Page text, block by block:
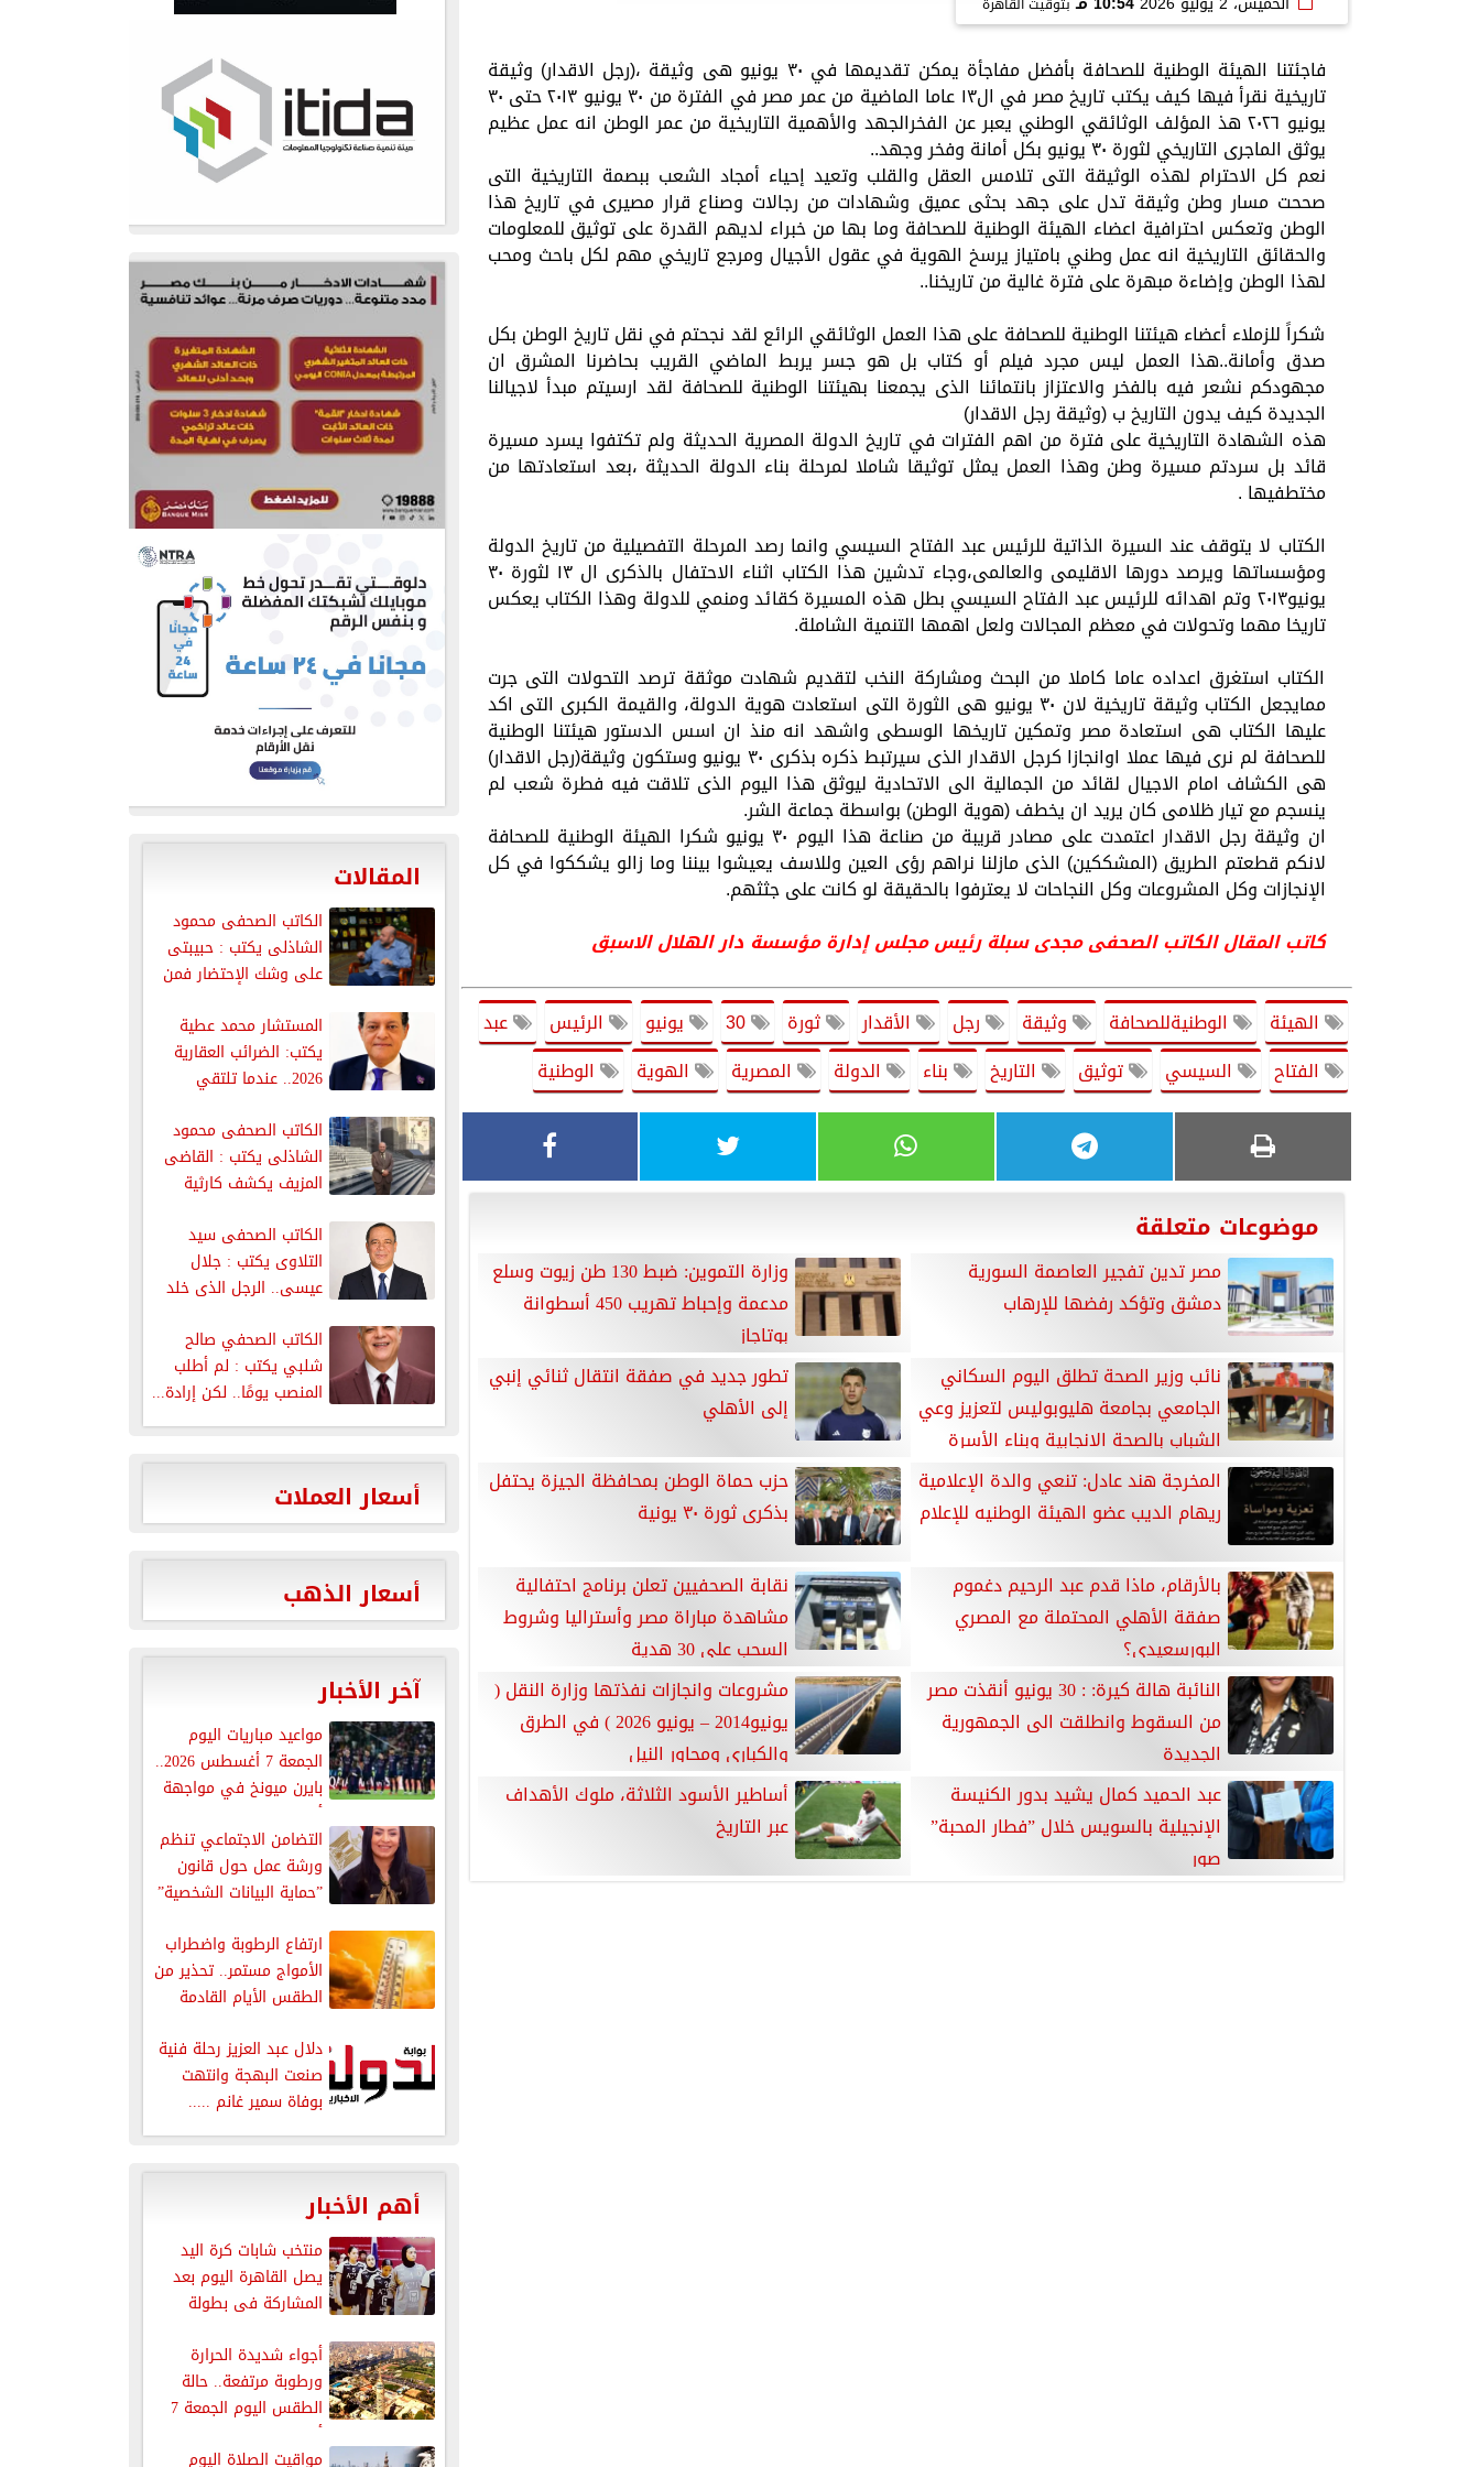
فاجئتنا الهيئة الوطنية للصحافة بأفضل مفاجأة يمكن تقديمها في ٣٠ يونيو هى وثيقة ،(رجل الاقدار) وثيقة
تاريخية نقرأ فيها كيف يكتب تاريخ مصر في ال١٣ عاما الماضية من عمر مصر في الفترة من ٣٠ يونيو ٢٠١٣ حتى ٣٠
يونيو ٢٠٢٦ هذ المؤلف الوثائقي الوطني يعبر عن الفخرالجهد والأهمية التاريخية من عمر الوطن انه عمل عظيم
يوثق الماجرى التاريخي لثورة ٣٠ يونيو بكل أمانة وفخر وجهد..
نعم كل الاحترام لهذه الوثيقة التى تلامس العقل والقلب وتعيد إحياء أمجاد الشعب ببصمة التاريخية التى
صححت مسار وطن وثيقة تدل على جهد بحثى عميق وشهادات من رجالات وصناع قرار مصيرى في تاريخ هذا
الوطن وتعكس احترافية اعضاء الهيئة الوطنية للصحافة وما بها من خبراء لديهم القدرة على توثيق للمعلومات
والحقائق التاريخية انه عمل وطني بامتياز يرسخ الهوية في عقول الأجيال ومرجع تاريخي مهم لكل باحث ومحب
لهذا الوطن وإضاءة مبهرة على فترة غالية من تاريخنا..
شكراً للزملاء أعضاء هيئتنا الوطنية للصحافة على هذا العمل الوثائقي الرائع لقد نجحتم في نقل تاريخ الوطن بكل
صدق وأمانة..هذا العمل ليس مجرد فيلم أو كتاب بل هو جسر يربط الماضي القريب بحاضرنا المشرق ان
مجهودكم نشعر فيه بالفخر والاعتزاز بانتمائنا الذى يجمعنا بهيئتنا الوطنية للصحافة لقد ارسيتم مبدأ لاجيالنا
الجديدة كيف يدون التاريخ ب (وثيقة رجل الاقدار)
هذه الشهادة التاريخية على فترة من اهم الفترات في تاريخ الدولة المصرية الحديثة ولم تكتفوا يسرد مسيرة
قائد بل سردتم مسيرة وطن وهذا العمل يمثل توثيقا شاملا لمرحلة بناء الدولة الحديثة ،بعد استعادتها من
مختطفيها .
الكتاب لا يتوقف عند السيرة الذاتية للرئيس عبد الفتاح السيسي وانما رصد المرحلة التفصيلية من تاريخ الدولة
ومؤسساتها ويرصد دورها الاقليمى والعالمى،وجاء تدشين هذا الكتاب اثناء الاحتفال بالذكرى ال ١٣ لثورة ٣٠
يونيو٢٠١٣ وتم اهدائه للرئيس عبد الفتاح السيسي بطل هذه المسيرة كقائد ومنمي للدولة وهذا الكتاب يعكس
تاريخا مهما وتحولات في معظم المجالات ولعل اهمها التنمية الشاملة.
الكتاب استغرق اعداده عاما كاملا من البحث ومشاركة النخب لتقديم شهادت موثقة ترصد التحولات التى جرت
ممايجعل الكتاب وثيقة تاريخية لان ٣٠ يونيو هى الثورة التى استعادت هوية الدولة، والقيمة الكبرى التى اكد
عليها الكتاب هى استعادة مصر وتمكين تاريخها الوسطى واشهد انه منذ ان اسس الدستور هيئتنا الوطنية
للصحافة لم نرى فيها عملا اوانجازا كرجل الاقدار الذى سيرتبط ذكره بذكرى ٣٠ يونيو وستكون وثيقة(رجل الاقدار)
هى الكشاف امام الاجيال لقائد من الجمالية الى الاتحادية ليوثق هذا اليوم الذى تلاقت فيه فطرة شعب لم
ينسجم مع تيار ظلامى كان يريد ان يخطف (هوية الوطن) بواسطة جماعة الشر.
ان وثيقة رجل الاقدار اعتمدت على مصادر قريبة من صناعة هذا اليوم ٣٠ يونيو شكرا الهيئة الوطنية للصحافة
لانكم قطعتم الطريق (المشككين) الذى مازلنا نراهم رؤى العين وللاسف يعيشوا بيننا وما زالو يشككوا في كل
الإنجازات وكل المشروعات وكل النجاحات لا يعترفوا بالحقيقة لو كانت على جثثهم.
كاتب المقال الكاتب الصحفى مجدى سبلة رئيس مجلس إدارة مؤسسة دار الهلال الاسبق
الهيئة الوطنيةللصحافة وثيقة رجل الأقدار ثورة 30 يونيو الرئيس
عبد
الفتاح
السيسي توثيق التاريخ بناء الدولة المصرية الهوية الوطنية
موضوعات متعلقة
مصر تدين تفجير العاصمة السورية
دمشق وتؤكد رفضها للإرهاب
وزارة التموين: ضبط 130 طن زيوت وسلع
مدعمة وإحباط تهريب 450 أسطوانة
بوتاجاز
نائب وزير الصحة تطلق اليوم السكاني
الجامعي بجامعة هليوبوليس لتعزيز وعي
الشباب بالصحة الإنجابية وبناء الأسرة
تطور جديد في صفقة انتقال ثنائي إنبي
إلى الأهلي
المخرجة هند عادل: تنعي والدة الإعلامية
ريهام الديب عضو الهيئة الوطنيه للإعلام
حزب حماة الوطن بمحافظة الجيزة يحتفل
بذكرى ثورة ٣٠ يونية
بالأرقام، ماذا قدم عبد الرحيم دغموم
صفقة الأهلي المحتملة مع المصري
البورسعيدي؟
نقابة الصحفيين تعلن برنامج احتفالية
مشاهدة مباراة مصر وأستراليا وشروط
السحب على 30 هدية
النائبة هالة كيرة: : 30 يونيو أنقذت مصر
من السقوط وانطلقت الى الجمهورية
الجديدة
مشروعات وانجازات نفذتها وزارة النقل (
يونيو2014 – يونيو 2026 ) في الطرق
والكباري ومحاور النيل
عبد الحميد كمال يشيد بدور الكنيسة
الإنجيلية بالسويس خلال ”فطار المحبة”
صور
أساطير الأسود الثلاثة، ملوك الأهداف
عبر التاريخ
المقالات
الكاتب الصحفى محمود
الشاذلى يكتب : حبيبتى
على وشك الإحتضار فمن
المستشار محمد عطية
يكتب: الضرائب العقارية
2026.. عندما تلتقي
الكاتب الصحفى محمود
الشاذلى يكتب : القاضى
المزيف يكشف كارثية
الكاتب الصحفى سيد
التلاوى يكتب : جلال
عيسى.. الرجل الذى خلد
الكاتب الصحفي صالح
شلبي يكتب : لم أطلب
المنصب يومًا.. لكن إرادة...
أسعار العملات
أسعار الذهب
آخر الأخبار
مواعيد مباريات اليوم
الجمعة 7 أغسطس 2026..
بايرن ميونخ في مواجهة
أستون...
التضامن الاجتماعي تنظم
ورشة عمل حول قانون
”حماية البيانات الشخصية”
ارتفاع الرطوبة واضطراب
الأمواج مستمر.. تحذير من
الطقس الأيام القادمة
دلال عبد العزيز رحلة فنية
صنعت البهجة وانتهت
بوفاة سمير غانم .....
أهم الأخبار
منتخب شابات كرة اليد
يصل القاهرة اليوم بعد
المشاركة فى بطولة
أجواء شديدة الحرارة
ورطوبة مرتفعة.. حالة
الطقس اليوم الجمعة 7
أغسطس 2026
مواقيت الصلاة اليوم